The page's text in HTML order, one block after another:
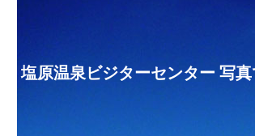
塩原温泉ビジターセンター 写真